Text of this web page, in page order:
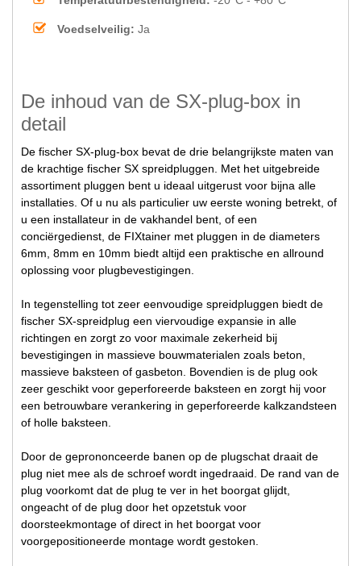
Voedselveilig: Ja
De inhoud van de SX-plug-box in
detail
De fischer SX-plug-box bevat de drie belangrijkste maten van
de krachtige fischer SX spreidpluggen. Met het uitgebreide
assortiment pluggen bent u ideaal uitgerust voor bijna alle
installaties. Of u nu als particulier uw eerste woning betrekt, of
u een installateur in de vakhandel bent, of een
conciërgedienst, de FIXtainer met pluggen in de diameters
6mm, 8mm en 10mm biedt altijd een praktische en allround
oplossing voor plugbevestigingen.
In tegenstelling tot zeer eenvoudige spreidpluggen biedt de
fischer SX-spreidplug een viervoudige expansie in alle
richtingen en zorgt zo voor maximale zekerheid bij
bevestigingen in massieve bouwmaterialen zoals beton,
massieve baksteen of gasbeton. Bovendien is de plug ook
zeer geschikt voor geperforeerde baksteen en zorgt hij voor
een betrouwbare verankering in geperforeerde kalkzandsteen
of holle baksteen.
Door de geprononceerde banen op de plugschat draait de
plug niet mee als de schroef wordt ingedraaid. De rand van de
plug voorkomt dat de plug te ver in het boorgat glijdt,
ongeacht of de plug door het opzetstuk voor
doorsteekmontage of direct in het boorgat voor
voorgepositioneerde montage wordt gestoken.